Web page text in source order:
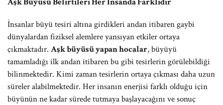
İnsanlar büyü tesiri altına girdikleri andan itibaren gaybi
dünyalardan fiziksel alemlere yansıyan etkiler ortaya
çıkmaktadır. Aşk büyüsü yapan hocalar, büyüyü
tamamladığı ilk andan itibaren bu gibi tesirlerin görülebildiği
bilinmektedir. Kimi zaman tesirlerin ortaya çıkması daha uzun
süreler alabilmektedir. Her insanın enerjisi farklı olduğu için
büyünün ne kadar sürede tutmaya başlayacağını ve sonuç